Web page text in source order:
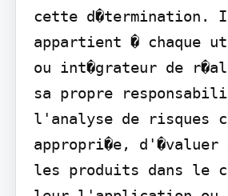
cette d�termination.
appartient � chaque
ou int�grateur de
sa propre
l'analyse de risques
appropri�e,
les produits dans le